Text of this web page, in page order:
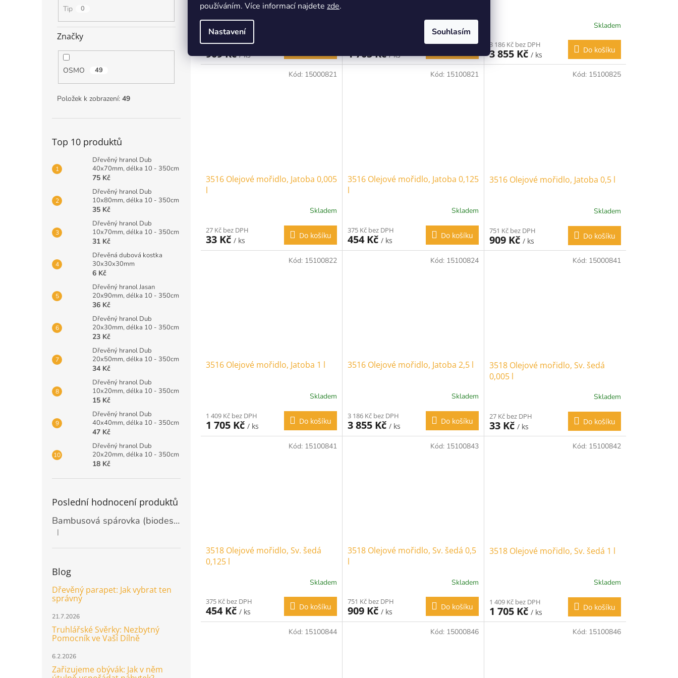
používáním. Více informací najdete zde.
Nastavení Souhlasím
Tip 0
Značky
OSMO 49
Položek k zobrazení: 49
Top 10 produktů
Dřevěný hranol Dub
40x70mm, délka 10 - 350cm
75 Kč
Dřevěný hranol Dub
10x80mm, délka 10 - 350cm
35 Kč
Dřevěný hranol Dub
10x70mm, délka 10 - 350cm
31 Kč
Dřevěná dubová kostka
30x30x30mm
6 Kč
Dřevěný hranol Jasan
20x90mm, délka 10 - 350cm
36 Kč
Dřevěný hranol Dub
20x30mm, délka 10 - 350cm
23 Kč
Dřevěný hranol Dub
20x50mm, délka 10 - 350cm
34 Kč
Dřevěný hranol Dub
10x20mm, délka 10 - 350cm
15 Kč
Dřevěný hranol Dub
40x40mm, délka 10 - 350cm
47 Kč
Dřevěný hranol Dub
20x20mm, délka 10 - 350cm
18 Kč
Poslední hodnocení produktů
Bambusová spárovka (biodeska) 20mm, rozměr 2440 x 1220mm
Hodnocení produktu je 5 z 5 hvězdiček.
|
Blog
Dřevěný parapet: Jak vybrat ten
správný
21.7.2026
Truhlářské Svěrky: Nezbytný
Pomocník ve Vaší Dílně
6.2.2026
Zařizujeme obývák: Jak v něm
751 Kč bez DPH
909 Kč/ ks 1 705 Kč/ ks
Skladem
3 186 Kč bez DPH
3 855 Kč / ks
Do košíku
3516 Olejové mořidlo, Jatoba 0,005
l
Skladem
27 Kč bez DPH
33 Kč / ks
Do košíku
Kód: 15000821
3516 Olejové mořidlo, Jatoba 0,125
l
Skladem
375 Kč bez DPH
454 Kč / ks
Do košíku
Kód: 15100821
3516 Olejové mořidlo, Jatoba 0,5 l
Skladem
751 Kč bez DPH
909 Kč / ks
Do košíku
Kód: 15100825
3516 Olejové mořidlo, Jatoba 1 l
Skladem
1 409 Kč bez DPH
1 705 Kč / ks
Do košíku
Kód: 15100822
3516 Olejové mořidlo, Jatoba 2,5 l
Skladem
3 186 Kč bez DPH
3 855 Kč / ks
Do košíku
Kód: 15100824
3518 Olejové mořidlo, Sv. šedá
0,005 l
Skladem
27 Kč bez DPH
33 Kč / ks
Do košíku
Kód: 15000841
3518 Olejové mořidlo, Sv. šedá
0,125 l
Skladem
375 Kč bez DPH
454 Kč / ks
Do košíku
Kód: 15100841
3518 Olejové mořidlo, Sv. šedá 0,5
l
Skladem
751 Kč bez DPH
909 Kč / ks
Do košíku
Kód: 15100843
3518 Olejové mořidlo, Sv. šedá 1 l
Skladem
1 409 Kč bez DPH
1 705 Kč / ks
Do košíku
Kód: 15100842
Kód: 15100844 Kód: 15000846 Kód: 15100846